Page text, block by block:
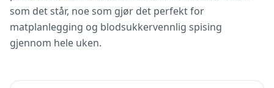
som det står, noe som gjør det perfekt for
matplanlegging og blodsukkervennlig spising
gjennom hele uken.